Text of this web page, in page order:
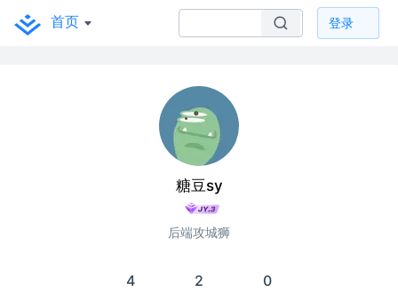
首页 登录
糖豆sy
后端攻城狮
4 2 0